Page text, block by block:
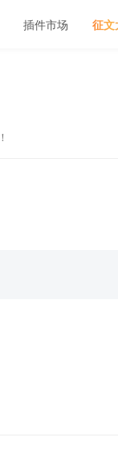
插件市场 征文